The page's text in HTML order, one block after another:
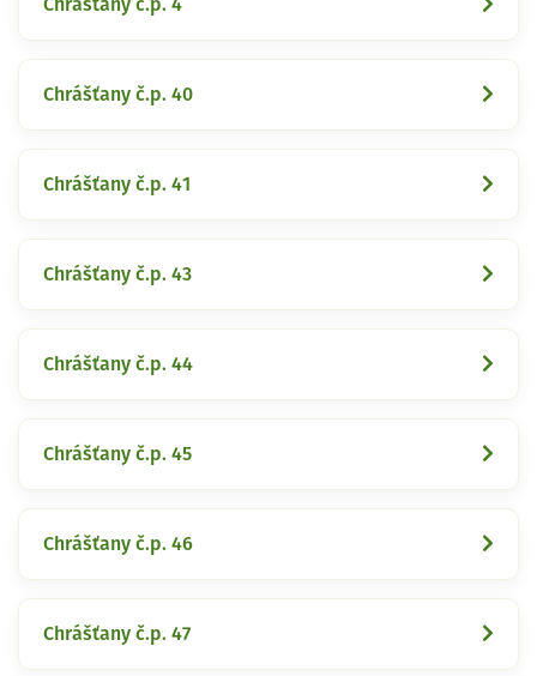
Chrášťany č.p. 4
Chrášťany č.p. 40
Chrášťany č.p. 41
Chrášťany č.p. 43
Chrášťany č.p. 44
Chrášťany č.p. 45
Chrášťany č.p. 46
Chrášťany č.p. 47